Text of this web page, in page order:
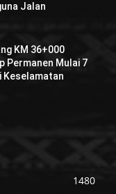
Jalan
KM 36+000
Permanen Mulai 7
Keselamatan
1480